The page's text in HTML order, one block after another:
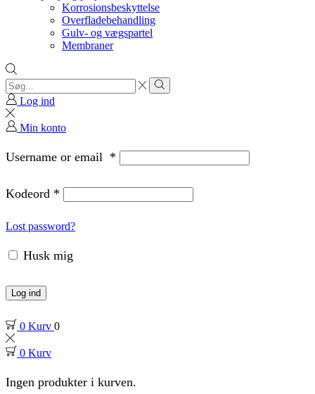
Korrosionsbeskyttelse
Overfladebehandling
Gulv- og vægspartel
Membraner
Search
input
Search
Log ind
Min konto
Username or email *
Kodeord *
Lost password?
Husk mig
Log ind
0 Kurv 0
0 Kurv
Ingen produkter i kurven.